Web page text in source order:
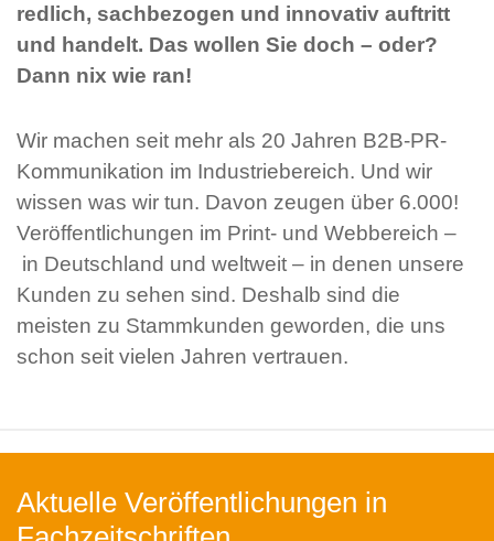
redlich, sachbezogen und innovativ auftritt
und handelt. Das wollen Sie doch – oder?
Dann nix wie ran!
Wir machen seit mehr als 20 Jahren B2B-PR-
Kommunikation im Industriebereich. Und wir
wissen was wir tun. Davon zeugen über 6.000!
Veröffentlichungen im Print- und Webbereich –
in Deutschland und weltweit – in denen unsere
Kunden zu sehen sind. Deshalb sind die
meisten zu Stammkunden geworden, die uns
schon seit vielen Jahren vertrauen.
Aktuelle Veröffentlichungen in